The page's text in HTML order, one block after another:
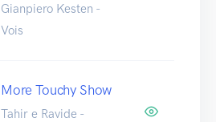
Gianpiero Kesten -
Vois
More Touchy Show
Tahir e Ravide -